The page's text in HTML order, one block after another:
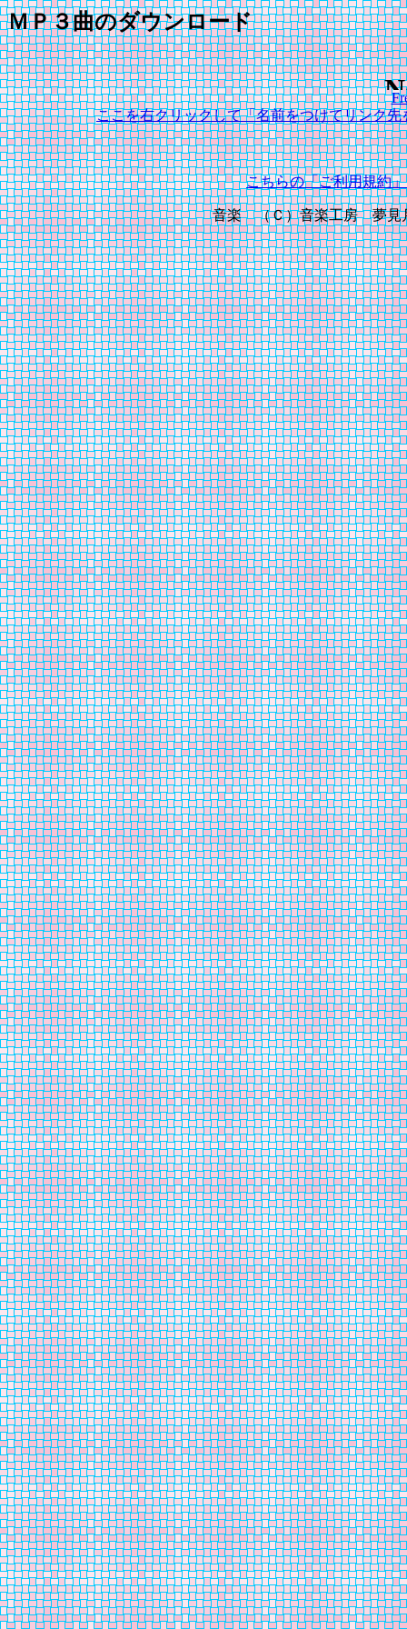
ＭＰ３曲のダウンロード
ここを右クリックして「名前をつけてリンク
こちらの「ご利用規約
音楽 （Ｃ）音楽工房 夢見